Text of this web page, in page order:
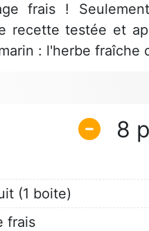
frais !
recette testée et
: l'herbe fraîche
8
(1 boite)
frais